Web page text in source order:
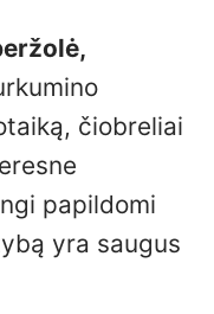
čiobreliai
papildomi
yra saugus